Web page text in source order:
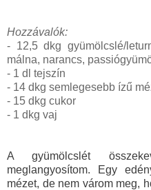
Hozzávalók:
- 12,5 dkg gyümölcslé/
málna, narancs,
- 1 dl tejszín
- 14 dkg semlegesebb ízű
- 15 dkg cukor
- 1 dkg vaj
A gyümölcslét
meglangyosítom. Egy
mézet, de nem várom meg,